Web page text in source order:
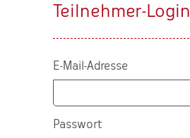
Teilnehmer-Login
E-Mail-Adresse
Passwort